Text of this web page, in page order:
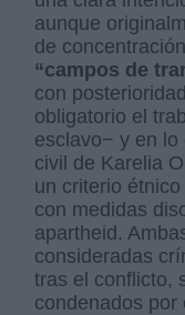
aunque
de
“campos de
con
obligatorio el
esclavo− y en lo
civil de Karelia
un criterio
con medidas
apartheid.
consideradas
tras el conflicto,
condenados por